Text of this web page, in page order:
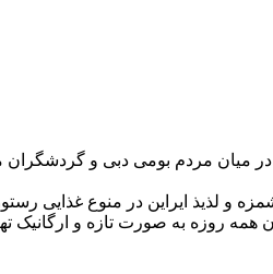
میان مردم بومی دبی و
و لذیذ ایراین در منوع غذایی
همه روزه به صورت تازه و ارگانیک